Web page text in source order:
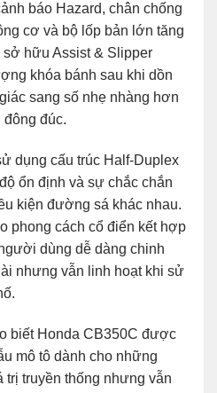
báo Hazard, chân chống
cơ và bộ lốp bản lớn tăng
hữu Assist & Slipper
khóa bánh sau khi dồn
sang số nhẹ nhàng hơn
đông đúc.
dụng cấu trúc Half-Duplex
ổn định và sự chắc chắn
kiện đường sá khác nhau.
phong cách cổ điển kết hợp
dùng dễ dàng chinh
nhưng vẫn linh hoạt khi sử
biết Honda CB350C được
mô tô dành cho những
trị truyền thống nhưng vẫn